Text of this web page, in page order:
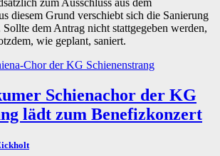
zum Ausschluss aus dem
diesem Grund verschiebt sich die Sanierung
Sollte dem Antrag nicht stattgegeben werden,
wie geplant, saniert.
Schienachor der KG
lädt zum Benefizkonzert